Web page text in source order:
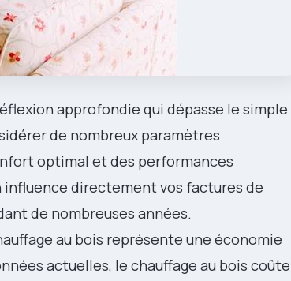
approfondie qui dépasse le simple
de nombreux paramètres
optimal et des performances
directement vos factures de
de nombreuses années.
au bois représente une économie
actuelles, le chauffage au bois coûte